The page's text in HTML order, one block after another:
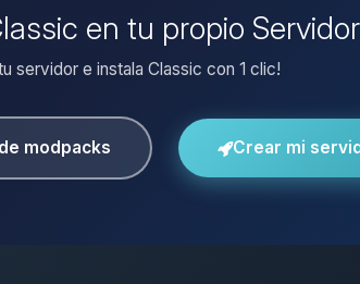
en tu propio
servidor e instala Classic con 1 clic!
modpacks Crear mi